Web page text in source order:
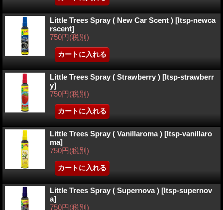
Little Trees Spray ( New Car Scent ) [ltsp-newca
rscent]
750円(税別)
Little Trees Spray ( Strawberry ) [ltsp-strawberr
y]
750円(税別)
Little Trees Spray ( Vanillaroma ) [ltsp-vanillaro
ma]
750円(税別)
Little Trees Spray ( Supernova ) [ltsp-supernov
a]
750円(税別)